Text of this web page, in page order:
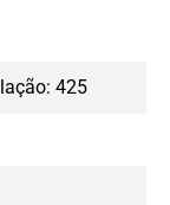
425